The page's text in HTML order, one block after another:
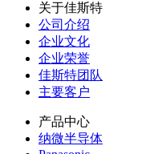
关于佳斯特
公司介绍
企业文化
企业荣誉
佳斯特团队
主要客户
产品中心
纳微半导体